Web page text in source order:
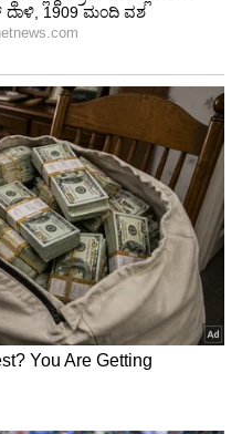
ತಗೋತಾರೆ.
ಈಗಲ್‌ಟನ್‌ ಪರವಾಗಿ
ತಾಯಿ
ನಾವು
ತೀರ್ಮಾನಿಸಲಿ.
ಮಾಡಿಲ್ಲ.
ಯಾರು ಪರ್ಸೆಂಟೇಜ್‌
980 ಕೋಟಿ
ಅವಧಿಯಲ್ಲಿಯೂ ಗುತ್ತಿಗೆ
ಮಾಡುತ್ತಿದ್ದೀರಿ.